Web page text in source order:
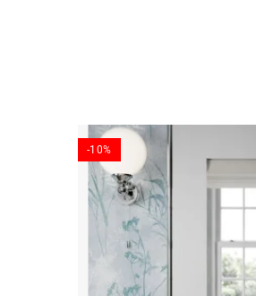
-10%